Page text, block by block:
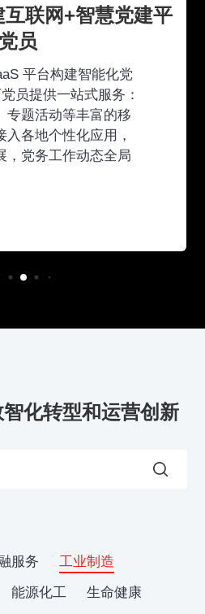
联网+智慧党建平
员
平台构建智能化党
员提供一站式服务：
专题活动等丰富的移
各地个性化应用，
，党务工作动态全局
化转型和运营创新
服务
工业制造
能源化工
生命健康